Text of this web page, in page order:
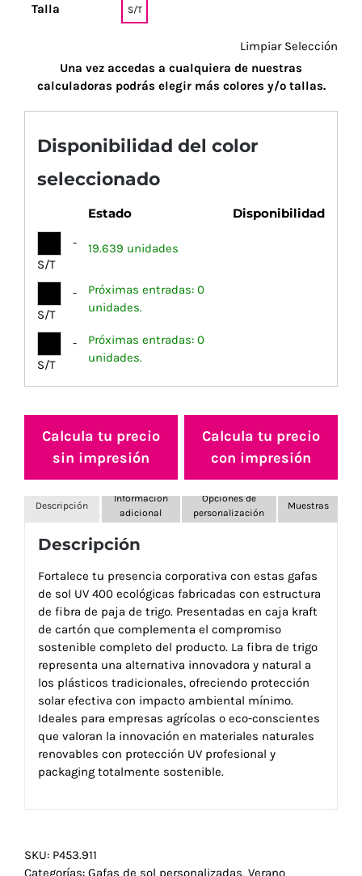
Talla S/T
Limpiar Selección
Una vez accedas a cualquiera de nuestras
calculadoras podrás elegir más colores y/o tallas.
Disponibilidad del color
seleccionado
Estado Disponibilidad
-
S/T
19.639 unidades
-
S/T
Próximas entradas: 0
unidades.
-
S/T
Próximas entradas: 0
unidades.
Calcula tu precio
sin impresión
Calcula tu precio
con impresión
Descripción
Información
adicional
Opciones de
personalización
Muestras
Descripción
Fortalece tu presencia corporativa con estas gafas
de sol UV 400 ecológicas fabricadas con estructura
de fibra de paja de trigo. Presentadas en caja kraft
de cartón que complementa el compromiso
sostenible completo del producto. La fibra de trigo
representa una alternativa innovadora y natural a
los plásticos tradicionales, ofreciendo protección
solar efectiva con impacto ambiental mínimo.
Ideales para empresas agrícolas o eco-conscientes
que valoran la innovación en materiales naturales
renovables con protección UV profesional y
packaging totalmente sostenible.
SKU: P453.911